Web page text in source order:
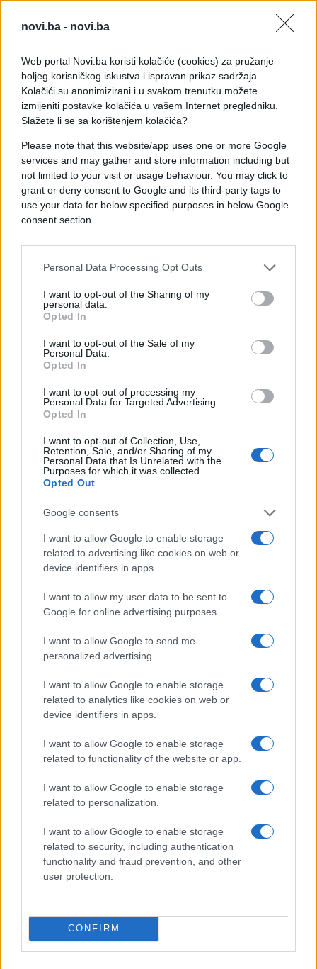
novi.ba - novi.ba
Web portal Novi.ba koristi kolačiće (cookies) za pružanje
boljeg korisničkog iskustva i ispravan prikaz sadržaja.
Kolačići su anonimizirani i u svakom trenutku možete
izmijeniti postavke kolačića u vašem Internet pregledniku.
Slažete li se sa korištenjem kolačića?
Please note that this website/app uses one or more Google
services and may gather and store information including but
not limited to your visit or usage behaviour. You may click to
grant or deny consent to Google and its third-party tags to
use your data for below specified purposes in below Google
consent section.
Personal Data Processing Opt Outs
I want to opt-out of the Sharing of my
personal data.
Opted In
I want to opt-out of the Sale of my
Personal Data.
Opted In
I want to opt-out of processing my
Personal Data for Targeted Advertising.
Opted In
I want to opt-out of Collection, Use,
Retention, Sale, and/or Sharing of my
Personal Data that Is Unrelated with the
Purposes for which it was collected.
Opted Out
Google consents
I want to allow Google to enable storage
related to advertising like cookies on web or
device identifiers in apps.
I want to allow my user data to be sent to
Google for online advertising purposes.
I want to allow Google to send me
personalized advertising.
I want to allow Google to enable storage
related to analytics like cookies on web or
device identifiers in apps.
I want to allow Google to enable storage
related to functionality of the website or app.
I want to allow Google to enable storage
related to personalization.
I want to allow Google to enable storage
related to security, including authentication
functionality and fraud prevention, and other
user protection.
CONFIRM
Ogroman novac je u igri, a borba za njega počinje 11.
utakmicom protiv Južne Afrike.
Svjetsko prvenstvo u nogometu 2026. godine
održava se od 11. juna do 19. jula. Tokom turnira bit
će odigrane ukupno 104 utakmice u tri zemlje
domaćina – Meksiku, Kanadi i Sjedinjenim
Američkim Državama.
#Svjetsko prvenstvo